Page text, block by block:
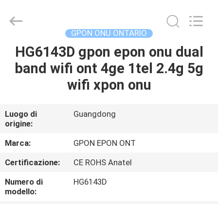
CASA
CIRCA
NOI
GIRO
DELLA
FABBRICA
LIMITED.
Reserved.
GPON ONU ONTARIO
HG6143D gpon epon onu dual
band wifi ont 4ge 1tel 2.4g 5g
wifi xpon onu
Luogo di
origine:
Guangdong
Marca:
GPON EPON ONT
Certificazione:
CE ROHS Anatel
Numero di
modello:
HG6143D